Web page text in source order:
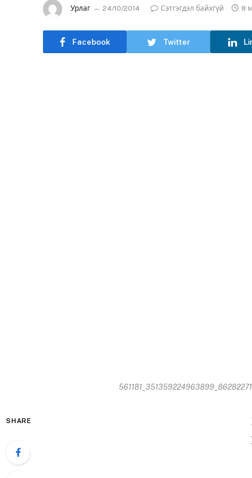
Урлаг 24/10/2014 Сэтгэгдэл байхгүй 8
Facebook Twitter
SHARE